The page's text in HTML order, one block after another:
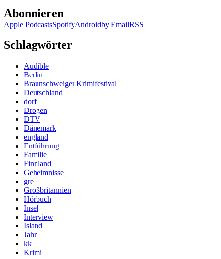
Abonnieren
Apple PodcastsSpotifyAndroidby EmailRSS
Schlagwörter
Audible
Berlin
Braunschweiger Krimifestival
Deutschland
dorf
Drogen
DTV
Dänemark
england
Entführung
Familie
Finnland
Geheimnisse
gre
Großbritannien
Hörbuch
Insel
Interview
Island
Jahr
kk
Krimi